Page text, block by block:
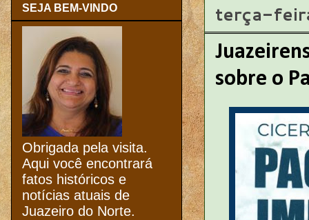
terça-
sobre o
SEJA BEM-VINDO
Obrigada pela visita.
Aqui você encontrará
fatos históricos e
notícias atuais de
Juazeiro do Norte.